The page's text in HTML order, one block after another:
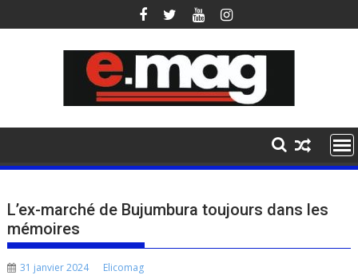
to
L’ex-marché de Bujumbura toujours dans les
mémoires
31 janvier 2024 Elicomag